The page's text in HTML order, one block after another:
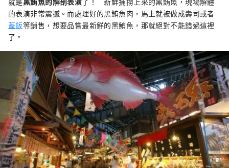
的表演非常震撼。而處理好的黑鮪魚肉，馬上就被做成壽司或者
蓋飯等銷售，想要品嘗最新鮮的黑鮪魚，那就絕對不能錯過這裡
了。